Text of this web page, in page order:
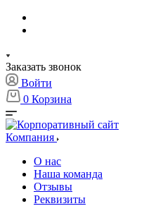
Заказать звонок
Войти
0 Корзина
Компания
О нас
Наша команда
Отзывы
Реквизиты